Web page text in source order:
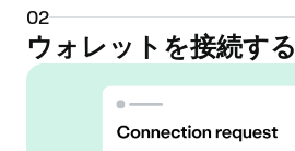
02
ウォレットを接続する